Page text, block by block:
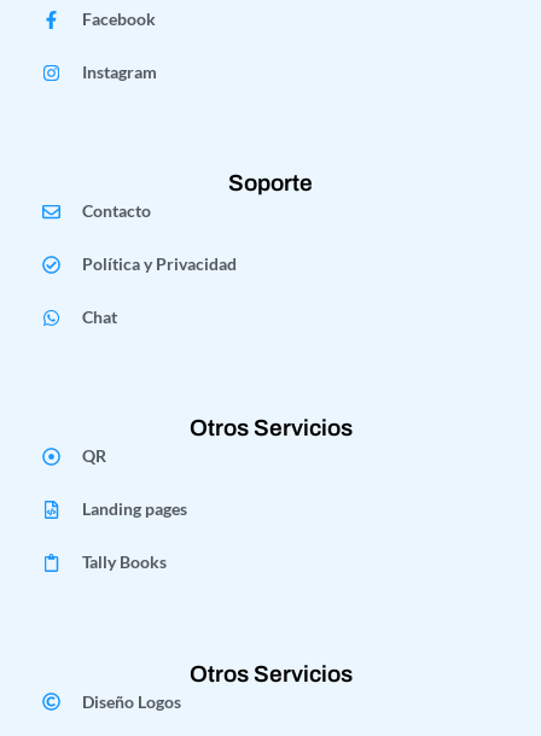
Facebook
Instagram
Soporte
Contacto
Política y Privacidad
Chat
Otros Servicios
QR
Landing pages
Tally Books
Otros Servicios
Diseño Logos